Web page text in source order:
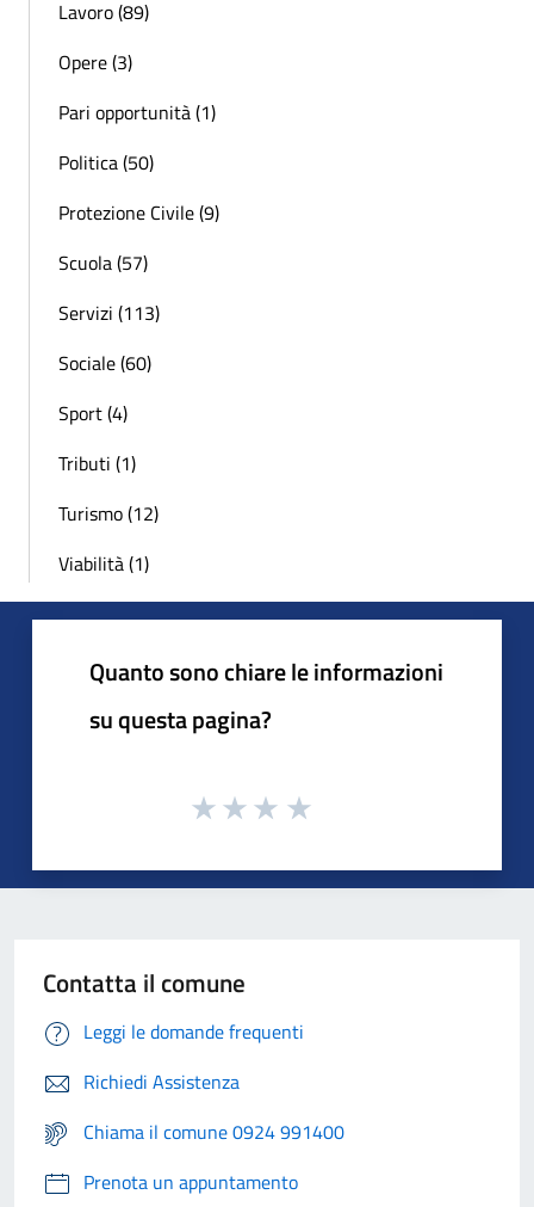
Lavoro (89)
Opere (3)
Pari opportunità (1)
Politica (50)
Protezione Civile (9)
Scuola (57)
Servizi (113)
Sociale (60)
Sport (4)
Tributi (1)
Turismo (12)
Viabilità (1)
Quanto sono chiare le informazioni
su questa pagina?
Contatta il comune
Leggi le domande frequenti
Richiedi Assistenza
Chiama il comune 0924 991400
Prenota un appuntamento